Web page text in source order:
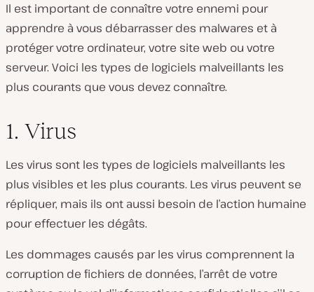
Il est important de connaître votre ennemi pour
apprendre à vous débarrasser des malwares et à
protéger votre ordinateur, votre site web ou votre
serveur. Voici les types de logiciels malveillants les
plus courants que vous devez connaître.
1. Virus
Les virus sont les types de logiciels malveillants les
plus visibles et les plus courants. Les virus peuvent se
répliquer, mais ils ont aussi besoin de l’action humaine
pour effectuer les dégâts.
Les dommages causés par les virus comprennent la
corruption de fichiers de données, l’arrêt de votre